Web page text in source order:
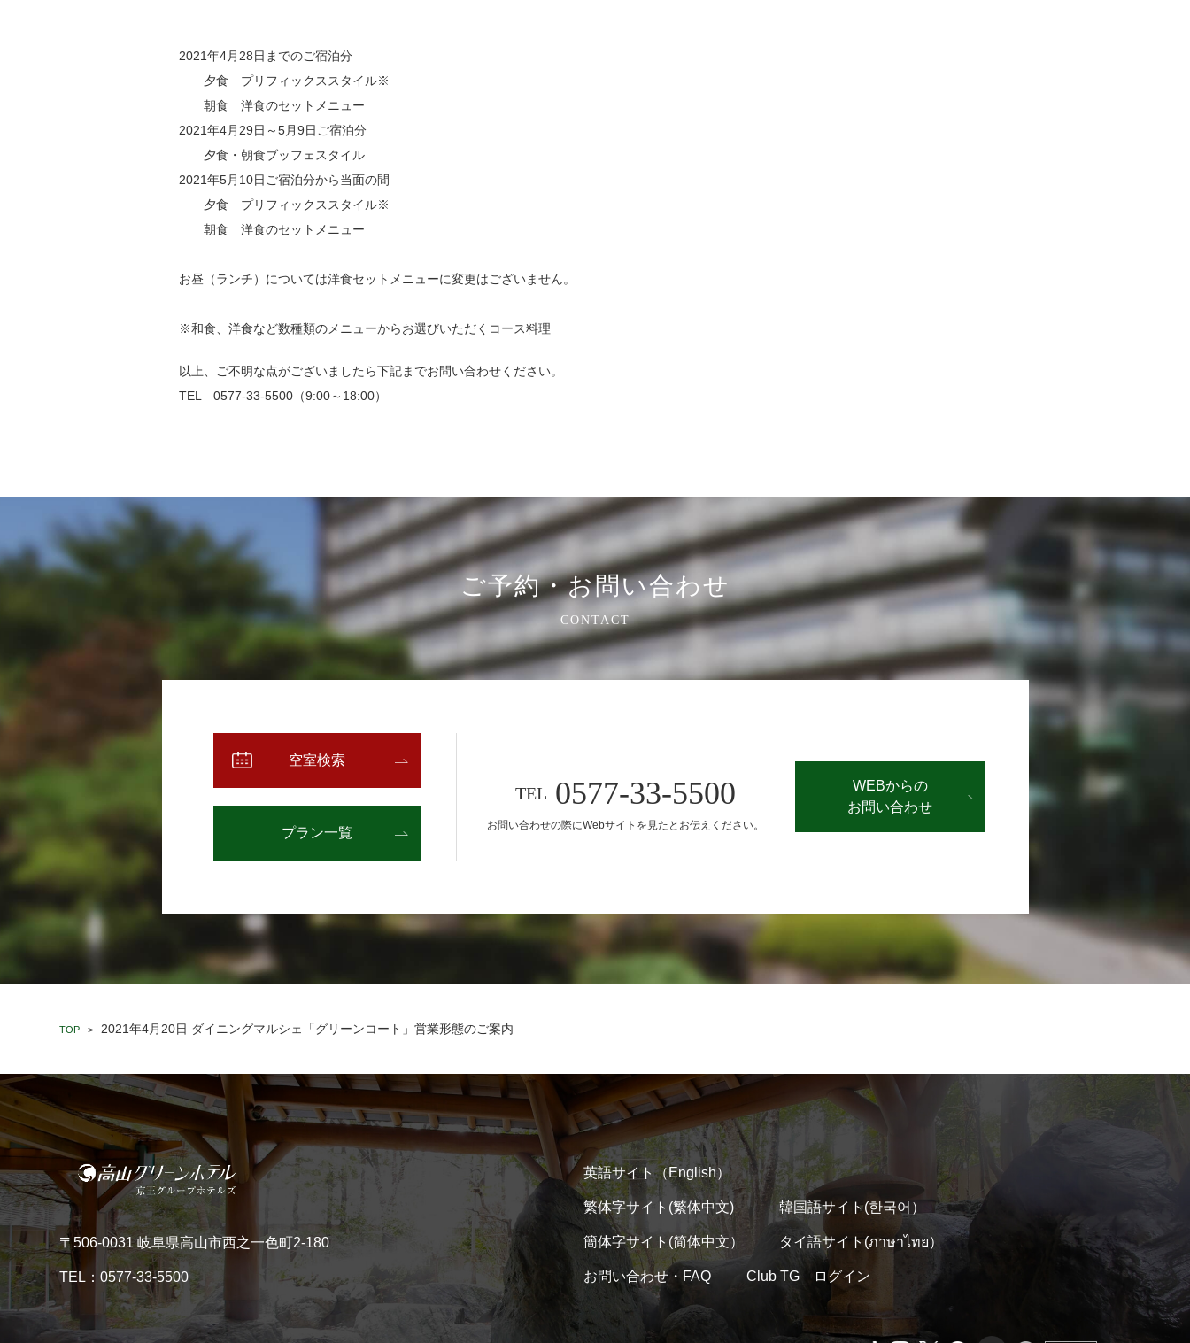
2021年4月28日までのご宿泊分
夕食 プリフィックススタイル※
朝食 洋食のセットメニュー
2021年4月29日～5月9日ご宿泊分
夕食・朝食ブッフェスタイル
2021年5月10日ご宿泊分から当面の間
夕食 プリフィックススタイル※
朝食 洋食のセットメニュー
お昼（ランチ）については洋食セットメニューに変更はございません。
※和食、洋食など数種類のメニューからお選びいただくコース料理
以上、ご不明な点がございましたら下記までお問い合わせください。
TEL 0577-33-5500（9:00～18:00）
ご予約・お問い合わせ
CONTACT
空室検索
プラン一覧
TEL 0577-33-5500
お問い合わせの際にWebサイトを見たとお伝えください。
WEBからの
お問い合わせ
TOP > 2021年4月20日 ダイニングマルシェ「グリーンコート」営業形態のご案内
〒506-0031 岐阜県高山市西之一色町2-180
TEL：0577-33-5500
英語サイト（English）
繁体字サイト(繁体中文)
簡体字サイト(简体中文）
韓国語サイト(한국어）
タイ語サイト(ภาษาไทย）
お問い合わせ・FAQ Club TG ログイン